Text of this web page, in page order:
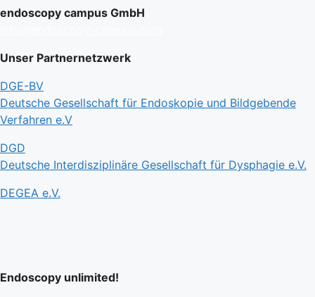
endoscopy campus GmbH
Unser Partnernetzwerk
DGE-BV
Deutsche Gesellschaft für Endoskopie und Bildgebende
Verfahren e.V
DGD
Deutsche Interdisziplinäre Gesellschaft für Dysphagie e.V.
DEGEA e.V.
Endoscopy unlimited!